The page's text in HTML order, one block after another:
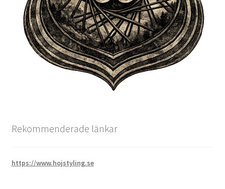
Rekommenderade länkar
https://www.hojstyling.se